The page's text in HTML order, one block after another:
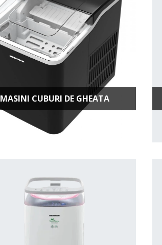
MASINI CUBURI DE GHEATA